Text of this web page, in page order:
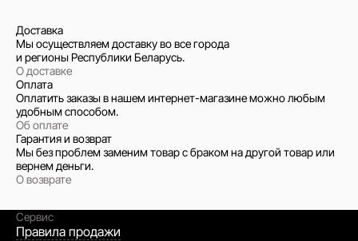
Доставка
Мы осуществляем доставку во все города
и регионы Республики Беларусь.
О доставке
Оплата
Оплатить заказы в нашем интернет-магазине можно любым
удобным способом.
Об оплате
Гарантия и возврат
Мы без проблем заменим товар с браком на другой товар или
вернем деньги.
О возврате
Сервис
Правила продажи